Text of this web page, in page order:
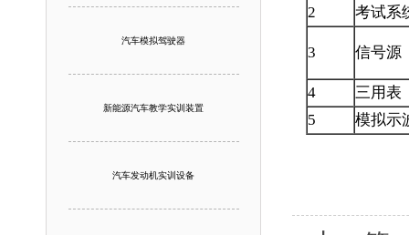
汽车模拟驾驶器
新能源汽车教学实训装置
汽车发动机实训设备
2
考试系
3 信号源
4
三用表
5
模拟示